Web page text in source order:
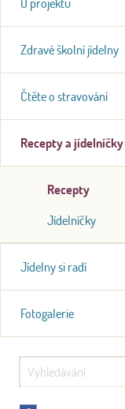
O projektu
Zdravé školní jídelny
Čtěte o stravování
Recepty a jídelníčky
Recepty
Jídelníčky
Jídelny si radí
Fotogalerie